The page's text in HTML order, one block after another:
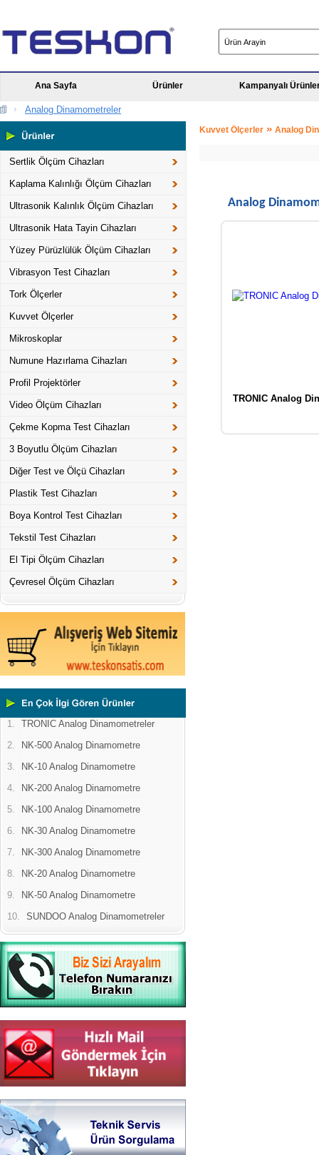
Ana Sayfa Ürünler Kampanyalı
Analog Dinamometreler
Sertlik Ölçüm Cihazları
Kaplama Kalınlığı Ölçüm Cihazları
Ultrasonik Kalınlık Ölçüm Cihazları
Ultrasonik Hata Tayin Cihazları
Yüzey Pürüzlülük Ölçüm Cihazları
Vibrasyon Test Cihazları
Tork Ölçerler
Kuvvet Ölçerler
Mikroskoplar
Numune Hazırlama Cihazları
Profil Projektörler
Video Ölçüm Cihazları
Çekme Kopma Test Cihazları
3 Boyutlu Ölçüm Cihazları
Diğer Test ve Ölçü Cihazları
Plastik Test Cihazları
Boya Kontrol Test Cihazları
Tekstil Test Cihazları
El Tipi Ölçüm Cihazları
Çevresel Ölçüm Cihazları
1.
TRONIC Analog Dinamometreler
2.
NK-500 Analog Dinamometre
3.
NK-10 Analog Dinamometre
4.
NK-200 Analog Dinamometre
5.
NK-100 Analog Dinamometre
6.
NK-30 Analog Dinamometre
7.
NK-300 Analog Dinamometre
8.
NK-20 Analog Dinamometre
9.
NK-50 Analog Dinamometre
10.
SUNDOO Analog Dinamometreler
Kuvvet Ölçerler » Analog
Analog
TRONIC Analog